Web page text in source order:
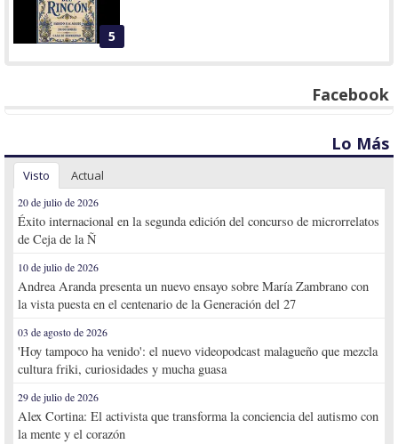
5
Facebook
Lo Más
Visto Actual
20 de julio de 2026
Éxito internacional en la segunda edición del concurso de microrrelatos
de Ceja de la Ñ
10 de julio de 2026
Andrea Aranda presenta un nuevo ensayo sobre María Zambrano con
la vista puesta en el centenario de la Generación del 27
03 de agosto de 2026
'Hoy tampoco ha venido': el nuevo videopodcast malagueño que mezcla
cultura friki, curiosidades y mucha guasa
29 de julio de 2026
Alex Cortina: El activista que transforma la conciencia del autismo con
la mente y el corazón